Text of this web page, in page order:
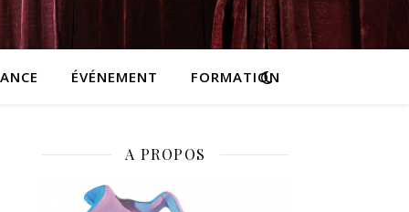
ÉVÉNEMENT FORMATION
A PROPOS